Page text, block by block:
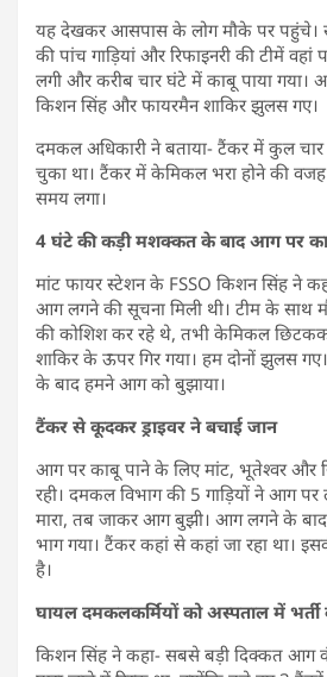
यह देखकर आसपास के लोग मौके पर पहुंचे।
की पांच गाड़ियां और रिफाइनरी की टीमें
लगी और करीब चार घंटे में काबू पाया गया।
किशन सिंह और फायरमैन शाकिर झुलस गए।
दमकल अधिकारी ने बताया- टैंकर में कुल
चुका था। टैंकर में केमिकल भरा होने की
समय लगा।
4 घंटे की कड़ी मशक्कत के बाद आग पर
मांट फायर स्टेशन के FSSO किशन सिंह ने
आग लगने की सूचना मिली थी। टीम के साथ
की कोशिश कर रहे थे, तभी केमिकल
शाकिर के ऊपर गिर गया। हम दोनों झुलस
के बाद हमने आग को बुझाया।
टैंकर से कूदकर ड्राइवर ने बचाई जान
आग पर काबू पाने के लिए मांट, भूतेश्वर और
रही। दमकल विभाग की 5 गाड़ियों ने आग पर
मारा, तब जाकर आग बुझी। आग लगने के बाद
भाग गया। टैंकर कहां से कहां जा रहा था।
है।
घायल दमकलकर्मियों को अस्पताल में भर्ती
किशन सिंह ने कहा- सबसे बड़ी दिक्कत आग